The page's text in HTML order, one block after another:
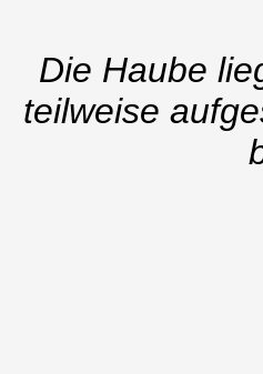
Die Haube
teilweise